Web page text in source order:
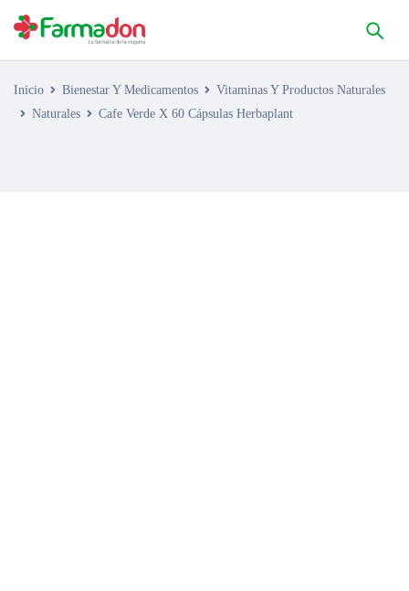
Inicio Bienestar Y Medicamentos
Vitaminas Y Productos Naturales
Naturales
Cafe Verde X 60 Cápsulas Herbaplant